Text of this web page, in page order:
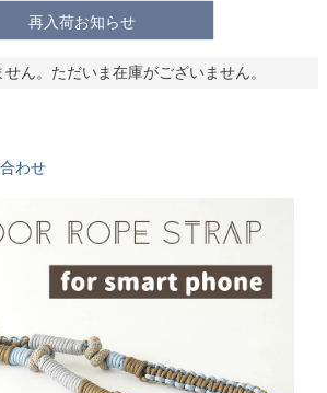
再入荷お知らせ
ん。ただいま在庫がございません。
わせ